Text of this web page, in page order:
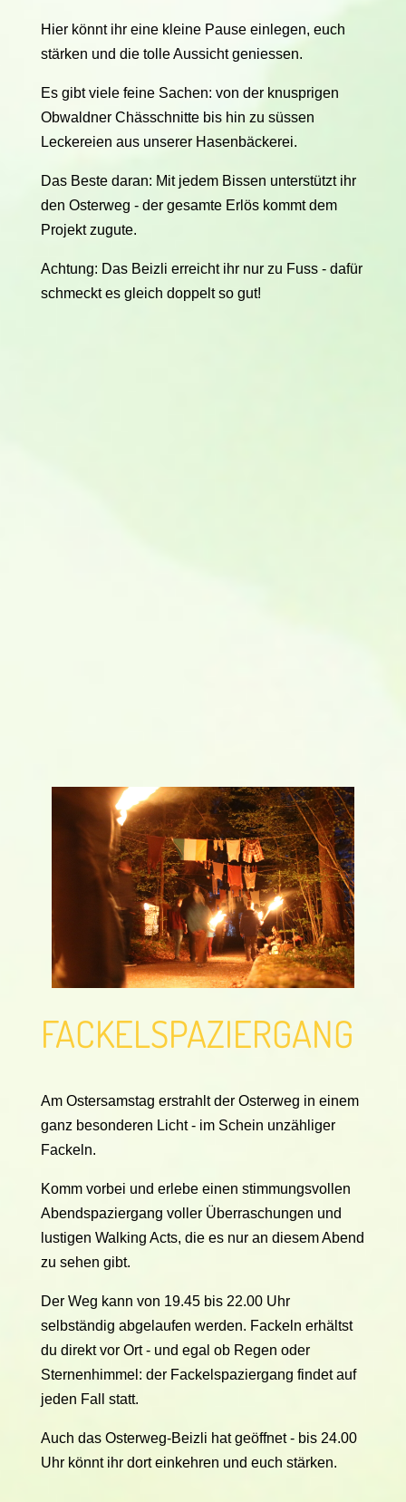
Hier könnt ihr eine kleine Pause einlegen, euch
stärken und die tolle Aussicht geniessen.
Es gibt viele feine Sachen: von der knusprigen
Obwaldner Chässchnitte bis hin zu süssen
Leckereien aus unserer Hasenbäckerei.
Das Beste daran: Mit jedem Bissen unterstützt ihr
den Osterweg - der gesamte Erlös kommt dem
Projekt zugute.
Achtung: Das Beizli erreicht ihr nur zu Fuss - dafür
schmeckt es gleich doppelt so gut!
FACKELSPAZIERGANG
Am Ostersamstag erstrahlt der Osterweg in einem
ganz besonderen Licht - im Schein unzähliger
Fackeln.
Komm vorbei und erlebe einen stimmungsvollen
Abendspaziergang voller Überraschungen und
lustigen Walking Acts, die es nur an diesem Abend
zu sehen gibt.
Der Weg kann von 19.45 bis 22.00 Uhr
selbständig abgelaufen werden. Fackeln erhältst
du direkt vor Ort - und egal ob Regen oder
Sternenhimmel: der Fackelspaziergang findet auf
jeden Fall statt.
Auch das Osterweg-Beizli hat geöffnet - bis 24.00
Uhr könnt ihr dort einkehren und euch stärken.